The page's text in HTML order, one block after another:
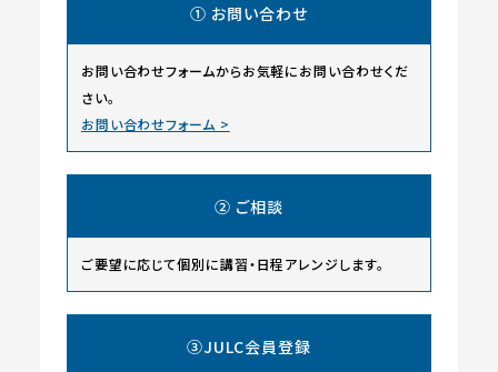
① お問い合わせ
お問い合わせフォームからお気軽にお問い合わせくだ
さい。
お問い合わせフォーム >
② ご相談
ご要望に応じて個別に講習・日程アレンジします。
③JULC会員登録